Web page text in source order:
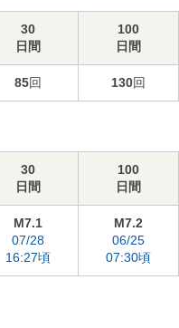
30
日間
100
日間
85回 130回
30
日間
100
日間
M7.1
07/28
16:27頃
M7.2
06/25
07:30頃